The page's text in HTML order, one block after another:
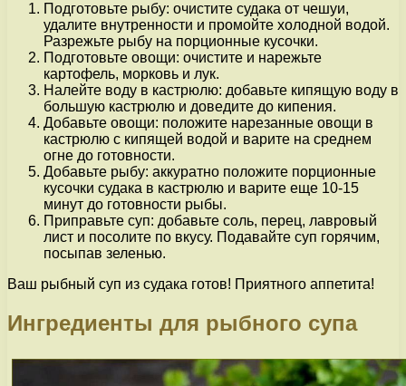
Подготовьте рыбу: очистите судака от чешуи,
удалите внутренности и промойте холодной водой.
Разрежьте рыбу на порционные кусочки.
Подготовьте овощи: очистите и нарежьте
картофель, морковь и лук.
Налейте воду в кастрюлю: добавьте кипящую воду в
большую кастрюлю и доведите до кипения.
Добавьте овощи: положите нарезанные овощи в
кастрюлю с кипящей водой и варите на среднем
огне до готовности.
Добавьте рыбу: аккуратно положите порционные
кусочки судака в кастрюлю и варите еще 10-15
минут до готовности рыбы.
Приправьте суп: добавьте соль, перец, лавровый
лист и посолите по вкусу. Подавайте суп горячим,
посыпав зеленью.
Ваш рыбный суп из судака готов! Приятного аппетита!
Ингредиенты для рыбного супа